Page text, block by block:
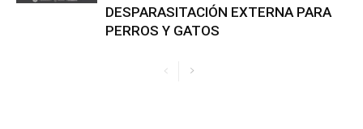
DESPARASITACIÓN EXTERNA PARA
PERROS Y GATOS